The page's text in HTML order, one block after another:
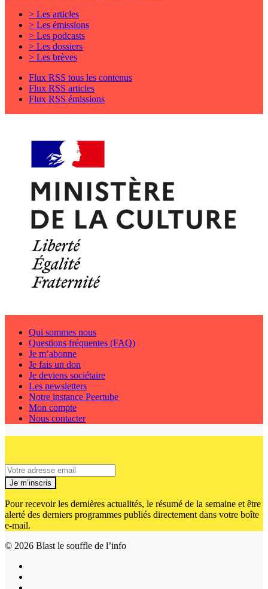
> Les articles
> Les émissions
> Les podcasts
> Les dossiers
> Les brèves
Flux RSS tous les contenus
Flux RSS articles
Flux RSS émissions
Qui sommes nous
Questions fréquentes (FAQ)
Je m’abonne
Je fais un don
Je deviens sociétaire
Les newsletters
Notre instance Peertube
Mon compte
Nous contacter
Je m’inscris
Pour recevoir les dernières actualités, le résumé de la semaine et être
alerté des derniers programmes publiés directement dans votre boîte
e-mail.
© 2026 Blast le souffle de l’info